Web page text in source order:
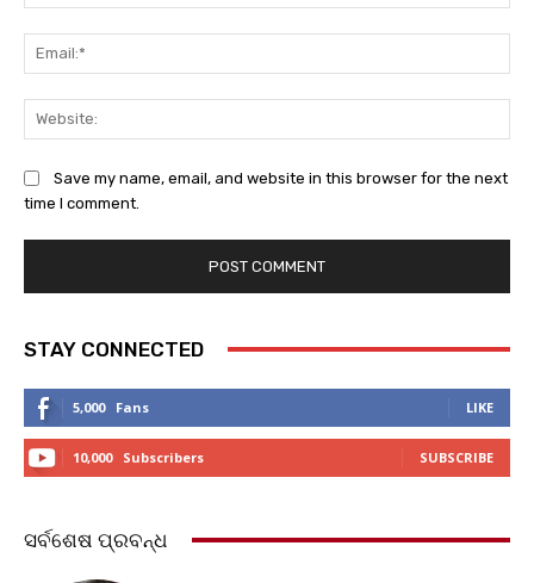
Save my name, email, and website in this browser for the next
time I comment.
STAY CONNECTED
5,000 Fans LIKE
10,000 Subscribers SUBSCRIBE
ସର୍ବଶେଷ ପ୍ରବନ୍ଧ